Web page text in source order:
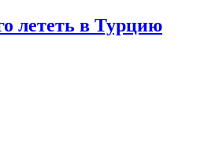
лететь в Турцию